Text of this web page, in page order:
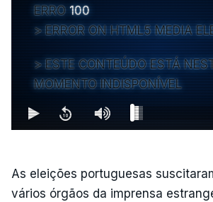
ERRO 100
ERROR ON HTML5 MEDIA
ESTE CONTEÚDO ESTÁ
MOMENTO INDISPONÍVEL
As eleições portuguesas
vários órgãos da imprensa